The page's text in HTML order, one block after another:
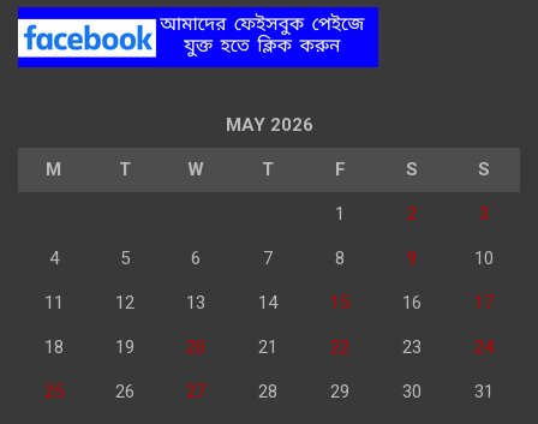
MAY 2026
M T W T F S S
1 2 3
4 5 6 7 8 9 10
11 12 13 14 15 16 17
18 19 20 21 22 23 24
25 26 27 28 29 30 31